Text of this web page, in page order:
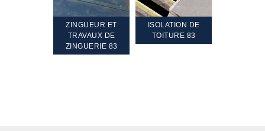
ZINGUEUR ET
TRAVAUX DE
ZINGUERIE 83
ISOLATION DE
TOITURE 83